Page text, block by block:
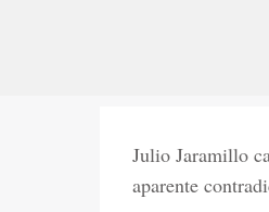
Julio Jaramillo
aparente